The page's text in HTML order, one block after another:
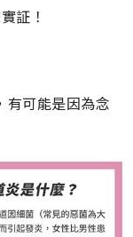
証！
有可能是因為念